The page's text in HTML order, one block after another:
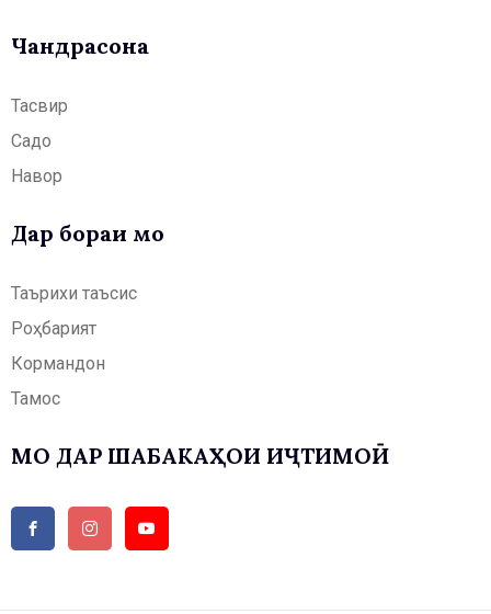
Чандрасонаӣ
Тасвир
Садо
Навор
Дар бораи мо
Таърихи таъсис
Роҳбарият
Кормандон
Тамос
МО ДАР ШАБАКАҲОИ ИҶТИМОӢ